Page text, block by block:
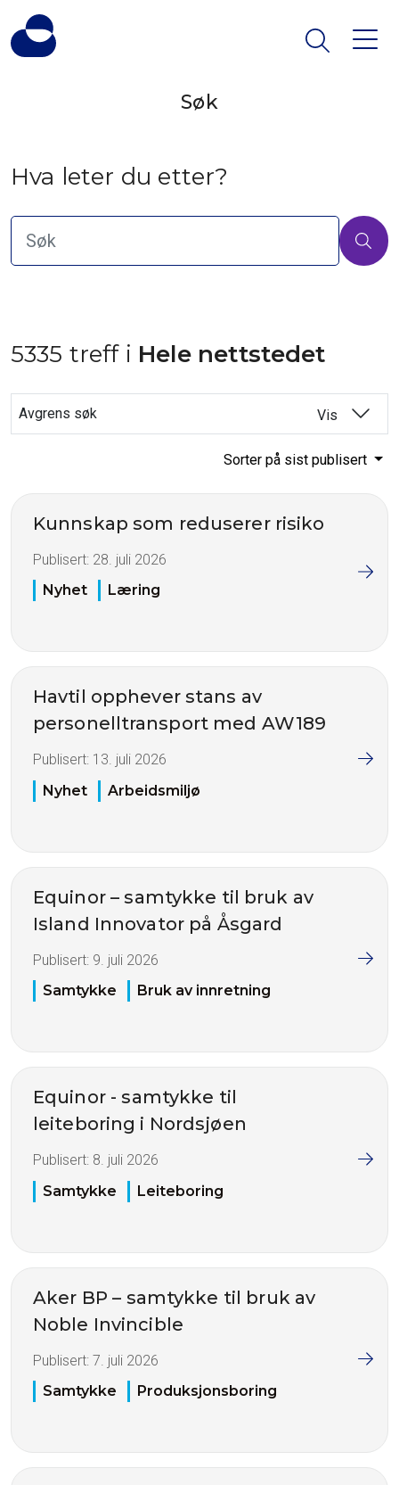
Søk
Hva leter du etter?
5335 treff i Hele nettstedet
Avgrens søk Vis
Sorter på sist publisert
Kunnskap som reduserer risiko
Publisert: 28. juli 2026
Nyhet
Læring
Havtil opphever stans av
personelltransport med AW189
Publisert: 13. juli 2026
Nyhet
Arbeidsmiljø
Equinor – samtykke til bruk av
Island Innovator på Åsgard
Publisert: 9. juli 2026
Samtykke
Bruk av innretning
Equinor - samtykke til
leiteboring i Nordsjøen
Publisert: 8. juli 2026
Samtykke
Leiteboring
Aker BP – samtykke til bruk av
Noble Invincible
Publisert: 7. juli 2026
Samtykke
Produksjonsboring